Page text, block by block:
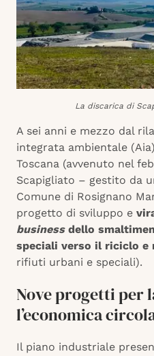
La discarica di
A sei anni e mezzo dal
integrata ambientale
Toscana (avvenuto nel
Scapigliato – gestito da
Comune di Rosignano
progetto di sviluppo e
businessdello
speciali verso il riciclo e
rifiuti urbani e speciali).
Nove progetti per
l’economica
Il piano industriale